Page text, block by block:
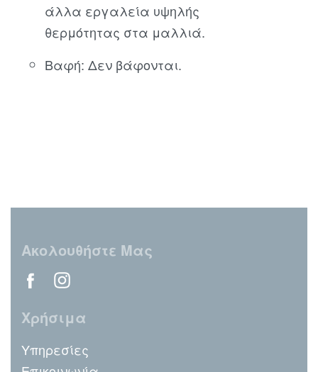
άλλα εργαλεία υψηλής
θερμότητας στα μαλλιά.
Βαφή: Δεν βάφονται.
Ακολουθήστε Μας
Χρήσιμα
Υπηρεσίες